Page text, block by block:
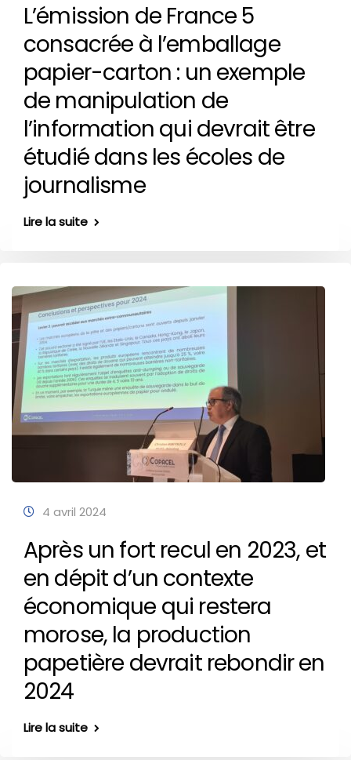
L’émission de France 5
consacrée à l’emballage
papier-carton : un exemple
de manipulation de
l’information qui devrait être
étudié dans les écoles de
journalisme
Lire la suite
4 avril 2024
Après un fort recul en 2023, et
en dépit d’un contexte
économique qui restera
morose, la production
papetière devrait rebondir en
2024
Lire la suite